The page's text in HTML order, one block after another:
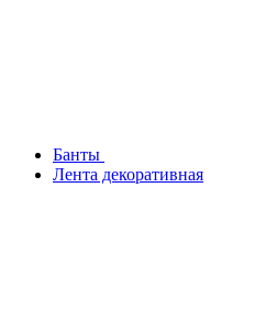
Банты
Лента декоративная